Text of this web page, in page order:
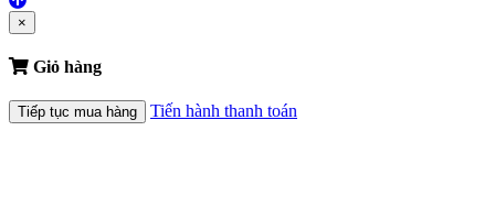
×
Giỏ hàng
Tiếp tục mua hàng Tiến hành thanh toán